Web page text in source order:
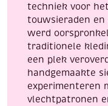
techniek voor
touwsieraden en
werd
traditionele
een plek
handgemaakte
experimenteren
vlechtpatronen